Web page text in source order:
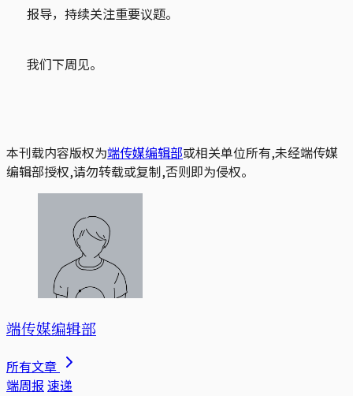
报导，持续关注重要议题。
我们下周见。
本刊载内容版权为端传媒编辑部或相关单位所有,未经端传媒
编辑部授权,请勿转载或复制,否则即为侵权。
端传媒编辑部
所有文章
端周报 速递